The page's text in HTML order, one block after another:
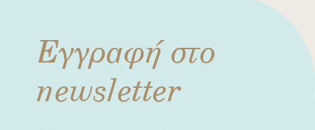
Εγγραφή στο
newsletter